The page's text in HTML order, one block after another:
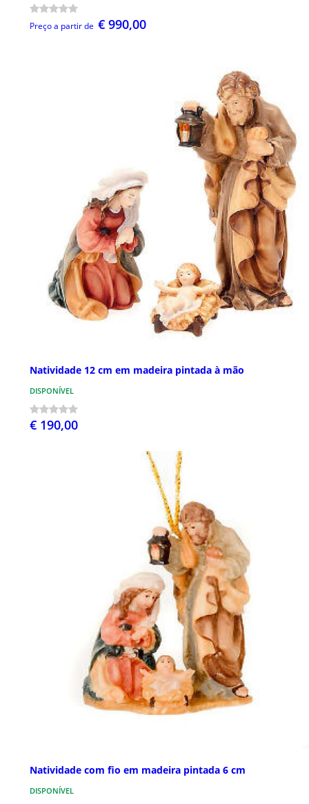
Preço a partir de € 990,00
Natividade 12 cm em madeira pintada à mão
DISPONÍVEL
€ 190,00
Natividade com fio em madeira pintada 6 cm
DISPONÍVEL